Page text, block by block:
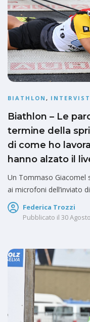
BIATHLON ,
Biathlon – Le
termine della
di come ho
hanno alzato il
Un Tommaso Giacomel
ai microfoni dell’inviato
Federica Trozzi
Pubblicato il 30